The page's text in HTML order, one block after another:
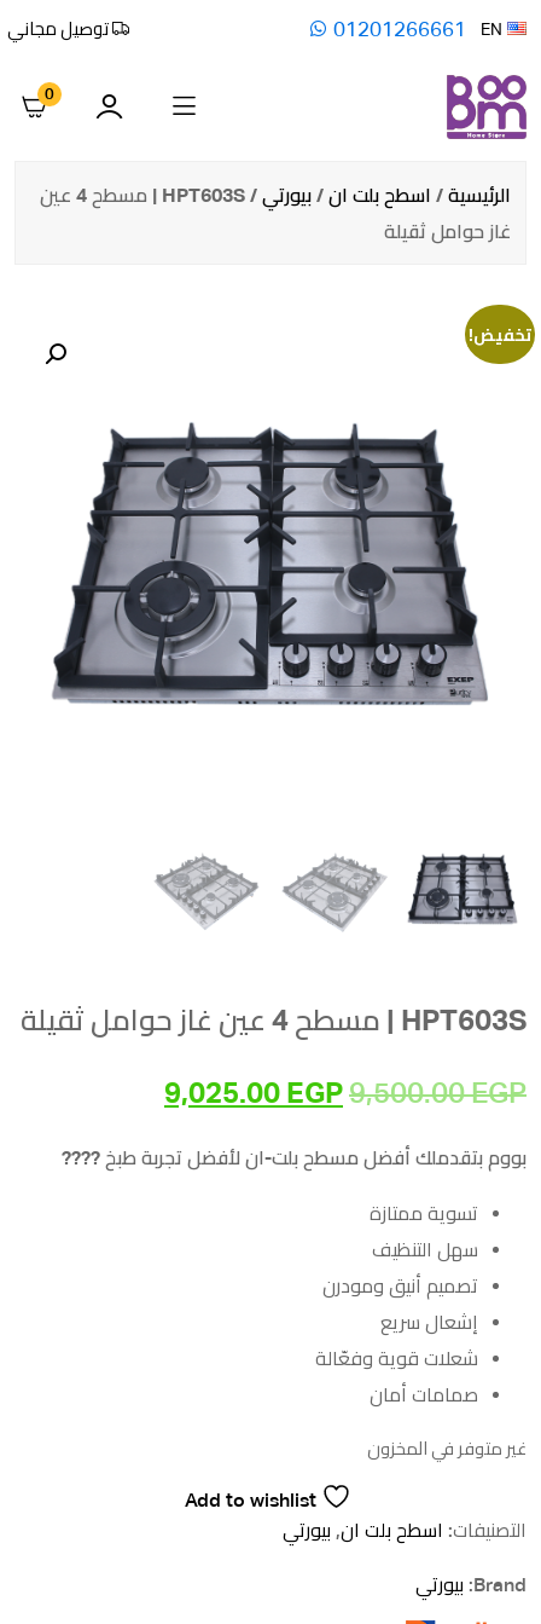
توصيل مجاني EN
01201266661
0
الرئيسية / اسطح بلت ان / بيورتي
/ HPT603S | مسطح 4 عين
غاز حوامل ثقيلة
تخفيض!
HPT603S | مسطح 4 عين غاز حوامل ثقيلة
9,500.00EGP
السعر
الأصلي
9,025.00 EGP
السعر
الحالي
بووم بتقدملك أفضل مسطح بلت-ان لأفضل تجربة طبخ ??‍??
تسوية ممتازة
سهل التنظيف
تصميم أنيق ومودرن
إشعال سريع
شعلات قوية وفعّالة
صمامات أمان
غير متوفر في المخزون
Add to wishlist
التصنيفات: اسطح بلت ان, بيورتي
Brand: بيورتي